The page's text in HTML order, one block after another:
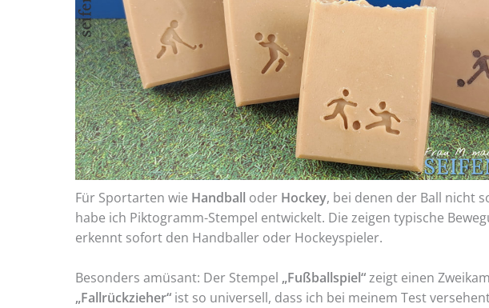
Für Sportarten wie Handball oder Hockey, bei denen der Ball nicht
habe ich Piktogramm-Stempel entwickelt. Die zeigen typische
erkennt sofort den Handballer oder Hockeyspieler.
Besonders amüsant: Der Stempel „Fußballspiel“zeigt einen
„Fallrückzieher“ist so universell, dass ich bei meinem Test